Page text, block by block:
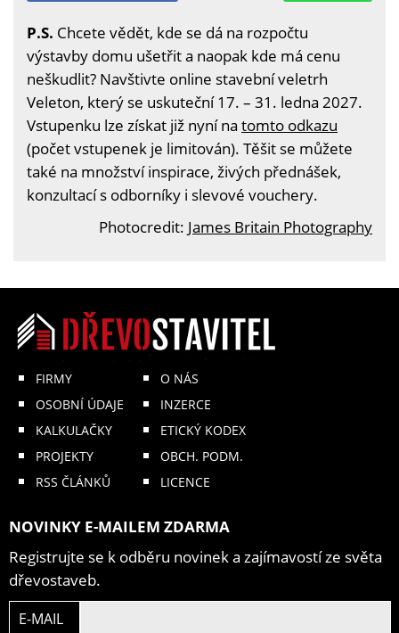
P.S. Chcete vědět, kde se dá na rozpočtu
výstavby domu ušetřit a naopak kde má cenu
neškudlit? Navštivte online stavební veletrh
Veleton, který se uskuteční 17. – 31. ledna 2027.
Vstupenku lze získat již nyní na tomto odkazu
(počet vstupenek je limitován). Těšit se můžete
také na množství inspirace, živých přednášek,
konzultací s odborníky i slevové vouchery.
Photocredit: James Britain Photography
FIRMY
OSOBNÍ ÚDAJE
KALKULAČKY
PROJEKTY
RSS ČLÁNKŮ
O NÁS
INZERCE
ETICKÝ KODEX
OBCH. PODM.
LICENCE
NOVINKY E-MAILEM ZDARMA
Registrujte se k odběru novinek a zajímavostí ze světa
dřevostaveb.
E-MAIL